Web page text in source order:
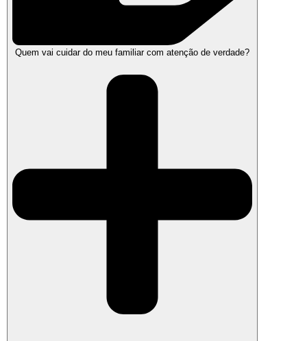
Quem vai cuidar do meu familiar com atenção de verdade?